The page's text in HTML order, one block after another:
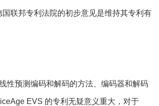
联邦专利法院的初步意见是维持其专利有
预测编码和解码的方法、编码器和解码
EVS 的专利无疑意义重大，对于